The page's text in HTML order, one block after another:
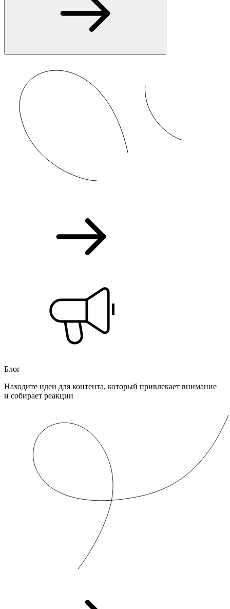
Блог
Находите идеи для контента, который привлекает внимание
и собирает реакции